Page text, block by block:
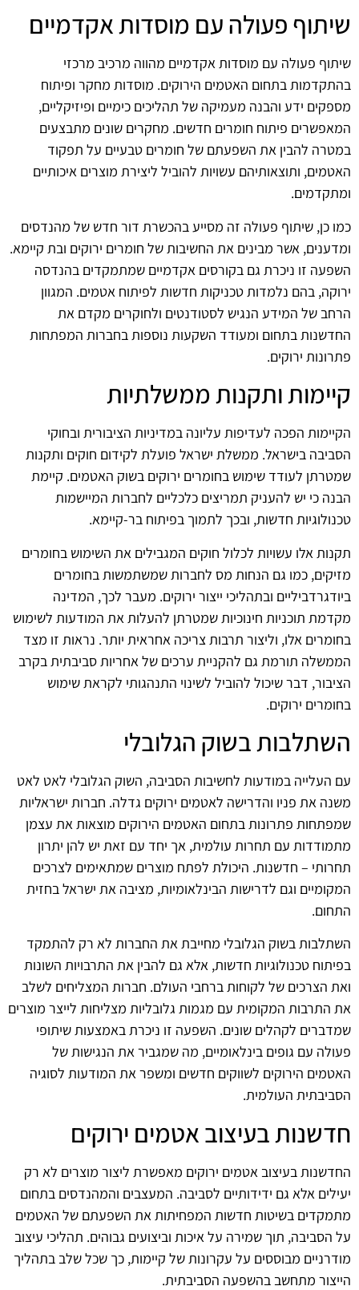
שיתוף פעולה עם מוסדות אקדמיים
שיתוף פעולה עם מוסדות אקדמיים מהווה מרכיב מרכזי
בהתקדמות בתחום האטמים הירוקים. מוסדות מחקר ופיתוח
מספקים ידע והבנה מעמיקה של תהליכים כימיים ופיזיקליים,
המאפשרים פיתוח חומרים חדשים. מחקרים שונים מתבצעים
במטרה להבין את השפעתם של חומרים טבעיים על תפקוד
האטמים, ותוצאותיהם עשויות להוביל ליצירת מוצרים איכותיים
ומתקדמים.
כמו כן, שיתוף פעולה זה מסייע בהכשרת דור חדש של מהנדסים
ומדענים, אשר מבינים את החשיבות של חומרים ירוקים ובת קיימא.
השפעה זו ניכרת גם בקורסים אקדמיים שמתמקדים בהנדסה
ירוקה, בהם נלמדות טכניקות חדשות לפיתוח אטמים. המגוון
הרחב של המידע הנגיש לסטודנטים ולחוקרים מקדם את
החדשנות בתחום ומעודד השקעות נוספות בחברות המפתחות
פתרונות ירוקים.
קיימות ותקנות ממשלתיות
הקיימות הפכה לעדיפות עליונה במדיניות הציבורית ובחוקי
הסביבה בישראל. ממשלת ישראל פועלת לקידום חוקים ותקנות
שמטרתן לעודד שימוש בחומרים ירוקים בשוק האטמים. קיימת
הבנה כי יש להעניק תמריצים כלכליים לחברות המיישמות
טכנולוגיות חדשות, ובכך לתמוך בפיתוח בר-קיימא.
תקנות אלו עשויות לכלול חוקים המגבילים את השימוש בחומרים
מזיקים, כמו גם הנחות מס לחברות שמשתמשות בחומרים
ביודגרדביליים ובתהליכי ייצור ירוקים. מעבר לכך, המדינה
מקדמת תוכניות חינוכיות שמטרתן להעלות את המודעות לשימוש
בחומרים אלו, וליצור תרבות צריכה אחראית יותר. נראות זו מצד
הממשלה תורמת גם להקניית ערכים של אחריות סביבתית בקרב
הציבור, דבר שיכול להוביל לשינוי התנהגותי לקראת שימוש
בחומרים ירוקים.
השתלבות בשוק הגלובלי
עם העלייה במודעות לחשיבות הסביבה, השוק הגלובלי לאט לאט
משנה את פניו והדרישה לאטמים ירוקים גדלה. חברות ישראליות
שמפתחות פתרונות בתחום האטמים הירוקים מוצאות את עצמן
מתמודדות עם תחרות עולמית, אך יחד עם זאת יש להן יתרון
תחרותי – חדשנות. היכולת לפתח מוצרים שמתאימים לצרכים
המקומיים וגם לדרישות הבינלאומיות, מציבה את ישראל בחזית
התחום.
השתלבות בשוק הגלובלי מחייבת את החברות לא רק להתמקד
בפיתוח טכנולוגיות חדשות, אלא גם להבין את התרבויות השונות
ואת הצרכים של לקוחות ברחבי העולם. חברות המצליחים לשלב
את התרבות המקומית עם מגמות גלובליות מצליחות לייצר מוצרים
שמדברים לקהלים שונים. השפעה זו ניכרת באמצעות שיתופי
פעולה עם גופים בינלאומיים, מה שמגביר את הנגישות של
האטמים הירוקים לשווקים חדשים ומשפר את המודעות לסוגיה
הסביבתית העולמית.
חדשנות בעיצוב אטמים ירוקים
החדשנות בעיצוב אטמים ירוקים מאפשרת ליצור מוצרים לא רק
יעילים אלא גם ידידותיים לסביבה. המעצבים והמהנדסים בתחום
מתמקדים בשיטות חדשות המפחיתות את השפעתם של האטמים
על הסביבה, תוך שמירה על איכות וביצועים גבוהים. תהליכי עיצוב
מודרניים מבוססים על עקרונות של קיימות, כך שכל שלב בתהליך
הייצור מתחשב בהשפעה הסביבתית.